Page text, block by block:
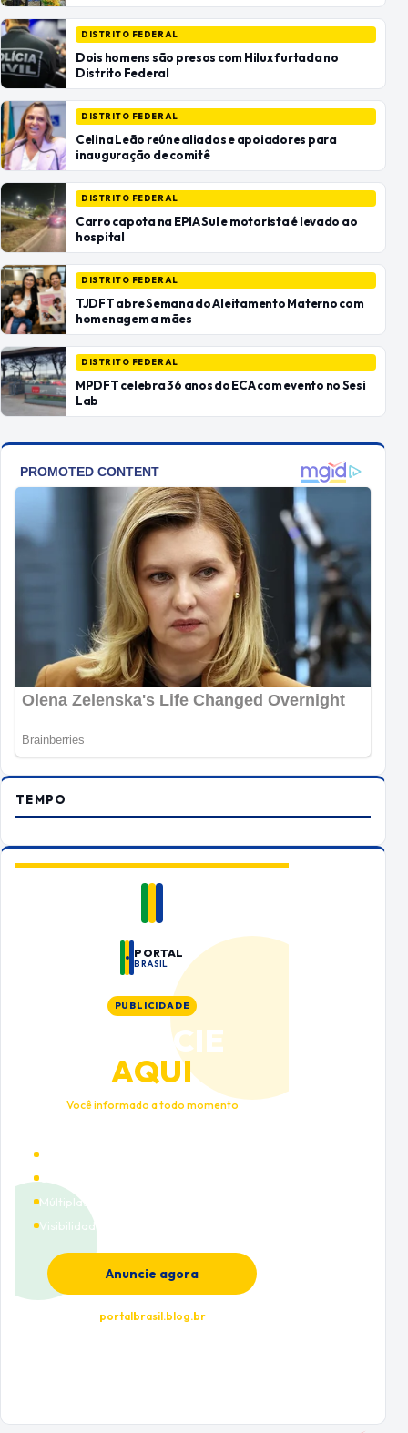
DISTRITO FEDERAL
Dois homens são presos com Hilux furtada no
Distrito Federal
DISTRITO FEDERAL
Celina Leão reúne aliados e apoiadores para
inauguração de comitê
DISTRITO FEDERAL
Carro capota na EPIA Sul e motorista é levado ao
hospital
DISTRITO FEDERAL
TJDFT abre Semana do Aleitamento Materno com
homenagem a mães
DISTRITO FEDERAL
MPDFT celebra 36 anos do ECA com evento no Sesi
Lab
TEMPO
PORTAL
BRASIL
PUBLICIDADE
ANUNCIE
AQUI
Você informado a todo momento
Múltiplas categorias
Visibilidade premium
Anuncie agora
portalbrasil.blog.br